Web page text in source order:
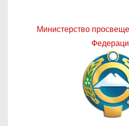
Министерство